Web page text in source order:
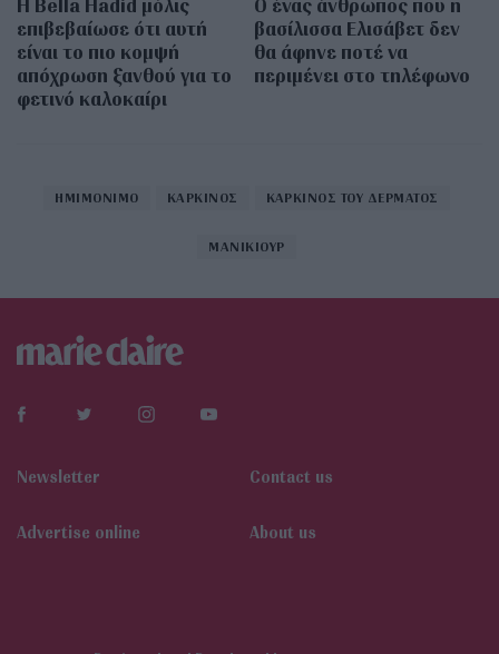
Η Bella Hadid μόλις
επιβεβαίωσε ότι αυτή
είναι το πιο κομψή
απόχρωση ξανθού για το
φετινό καλοκαίρι
Ο ένας άνθρωπος που η
βασίλισσα Ελισάβετ δεν
θα άφηνε ποτέ να
περιμένει στο τηλέφωνο
ΗΜΙΜΟΝΙΜΟ ΚΑΡΚΙΝΟΣ ΚΑΡΚΙΝΟΣ ΤΟΥ ΔΕΡΜΑΤΟΣ
ΜΑΝΙΚΙΟΥΡ
Newsletter Contact us
Αdvertise online About us